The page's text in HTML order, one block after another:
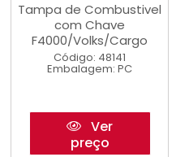
Tampa de Combustivel
com Chave
F4000/Volks/Cargo
Código: 48141
Embalagem: PC
Ver
preço